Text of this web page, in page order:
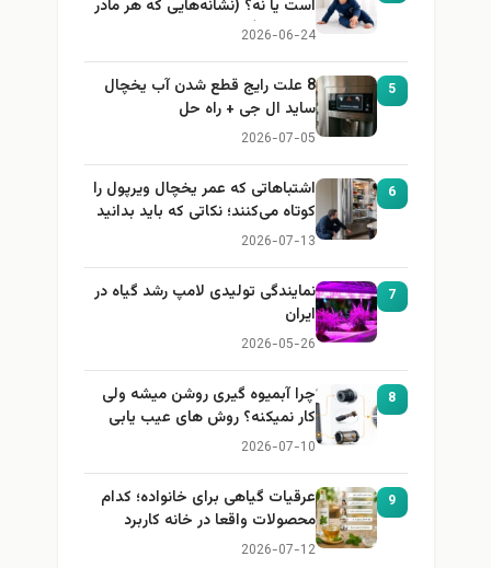
است یا نه؟ (نشانه‌هایی که هر مادر
باید بداند)
2026-06-24
5
8 علت رایج قطع شدن آب یخچال
ساید ال جی + راه حل
2026-07-05
6
اشتباهاتی که عمر یخچال ویرپول را
کوتاه می‌کنند؛ نکاتی که باید بدانید
2026-07-13
7
نمایندگی تولیدی لامپ رشد گیاه در
ایران
2026-05-26
8
چرا آبمیوه گیری روشن میشه ولی
کار نمیکنه؟ روش های عیب یابی
2026-07-10
9
عرقیات گیاهی برای خانواده؛ کدام
محصولات واقعا در خانه کاربرد
دارند؟
2026-07-12